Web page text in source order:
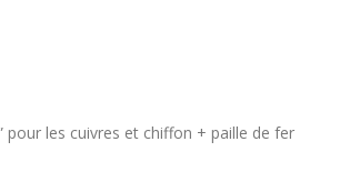
pour les cuivres et chiffon + paille de fer